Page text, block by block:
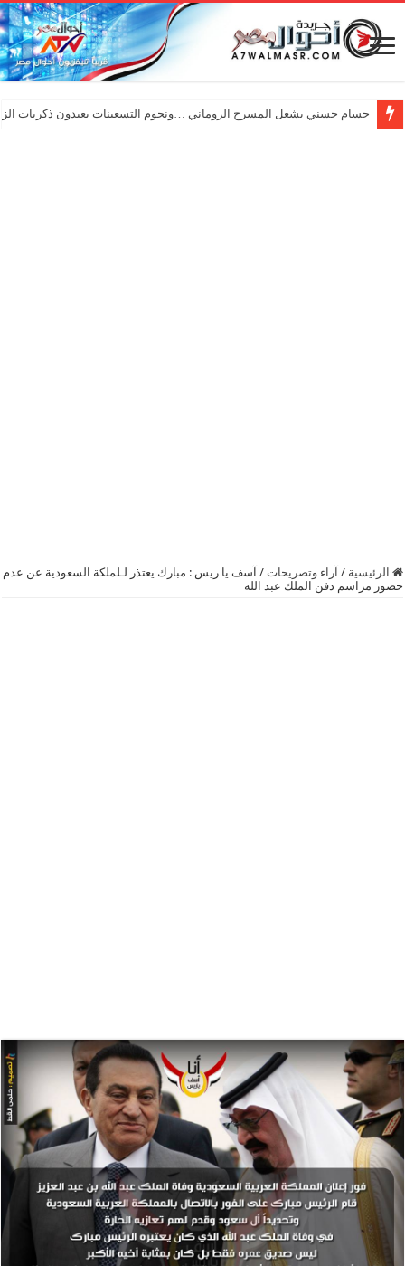
حسام حسني يشعل المسرح الروماني …ونجوم التسعينات يعيدون ذكريات
الرئيسية / آراء وتصريحات / آسف يا ريس : مبارك يعتذر لـلملكة السعودية عن عدم
حضور مراسم دفن الملك عبد الله